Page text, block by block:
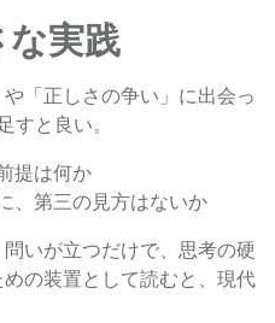
実践
「正しさの争い」に出会っ
と良い。
提は何か
、第三の見方はないか
いが立つだけで、思考の硬
の装置として読むと、現代